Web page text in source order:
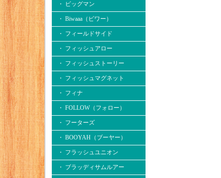
・ ビッグマン
・ Biwaaa（ビワー）
・ フィールドサイド
・ フィッシュアロー
・ フィッシュストーリー
・ フィッシュマグネット
・ フィナ
・ FOLLOW（フォロー）
・ フーターズ
・ BOOYAH（ブーヤー）
・ フラッシュユニオン
・ ブラッディサムルアー